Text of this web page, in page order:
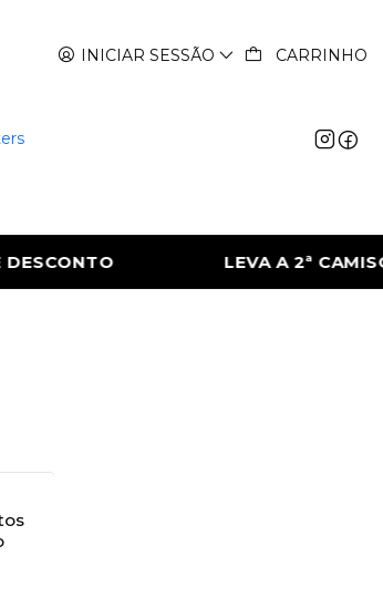
INICIAR SESSÃO CARRINHO
LEVA A 2ª